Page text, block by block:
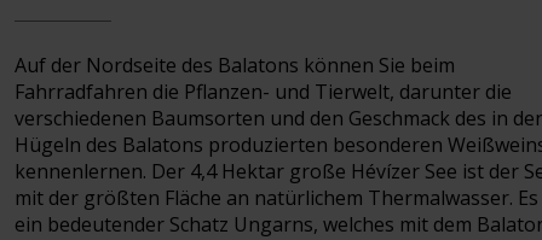
Auf der Nordseite des Balatons können Sie beim
Fahrradfahren die Pflanzen- und Tierwelt, darunter die
verschiedenen Baumsorten und den Geschmack des in
Hügeln des Balatons produzierten besonderen
kennenlernen. Der 4,4 Hektar große Hévízer See ist der
mit der größten Fläche an natürlichem Thermalwasser.
ein bedeutender Schatz Ungarns, welches mit dem